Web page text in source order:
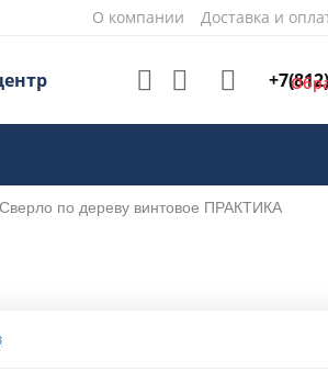
О компании Доставка и
Сверло по дереву винтовое ПРАКТИКА